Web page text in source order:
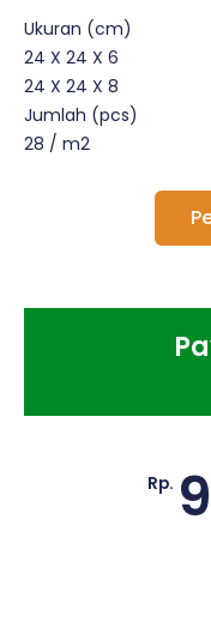
Ukuran (cm)
24 X 24 X 6
24 X 24 X 8
Jumlah (pcs)
28 / m2
Rp.